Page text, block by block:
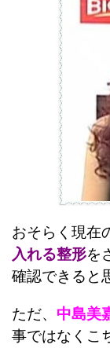
おそらく現在
入れる整形を
確認できると
ただ、 中島美
事ではなくこ